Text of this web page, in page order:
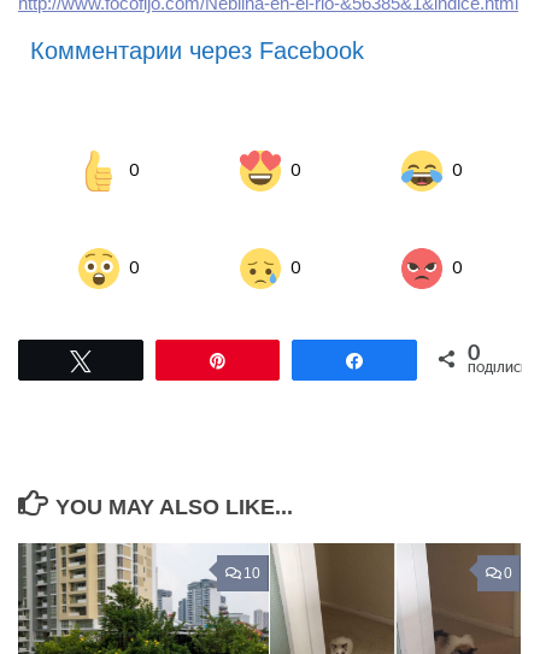
Комментарии через Facebook
0 0 0
0 0 0
Поділитися0
ПОДІЛИСЬ
YOU MAY ALSO LIKE...
10 0